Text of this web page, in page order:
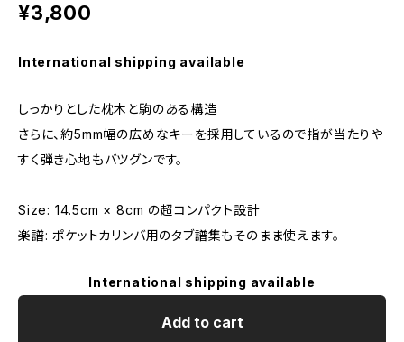
¥3,800
International shipping available
しっかりとした枕木と駒のある構造
さらに、約5mm幅の広めなキーを採用しているので指が当たりや
すく弾き心地もバツグンです。
Size: 14.5cm × 8cm の超コンパクト設計
楽譜: ポケットカリンバ用のタブ譜集もそのまま使えます。
International shipping available
Add to cart